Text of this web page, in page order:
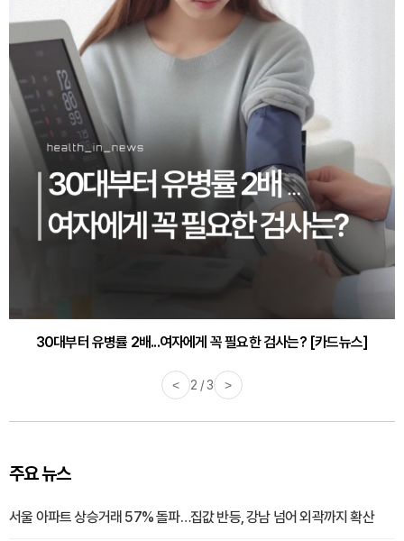
30대부터 유병률 2배...여자에게 꼭 필요한 검사는? [카드뉴스]
< 2 / 3 >
주요 뉴스
서울 아파트 상승거래 57% 돌파…집값 반등, 강남 넘어 외곽까지 확산